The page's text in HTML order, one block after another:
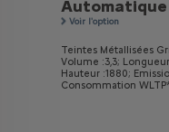
Automatique
Voir l'option
Teintes Métallisées
Volume :3,3;
Hauteur :1880;
Consommation